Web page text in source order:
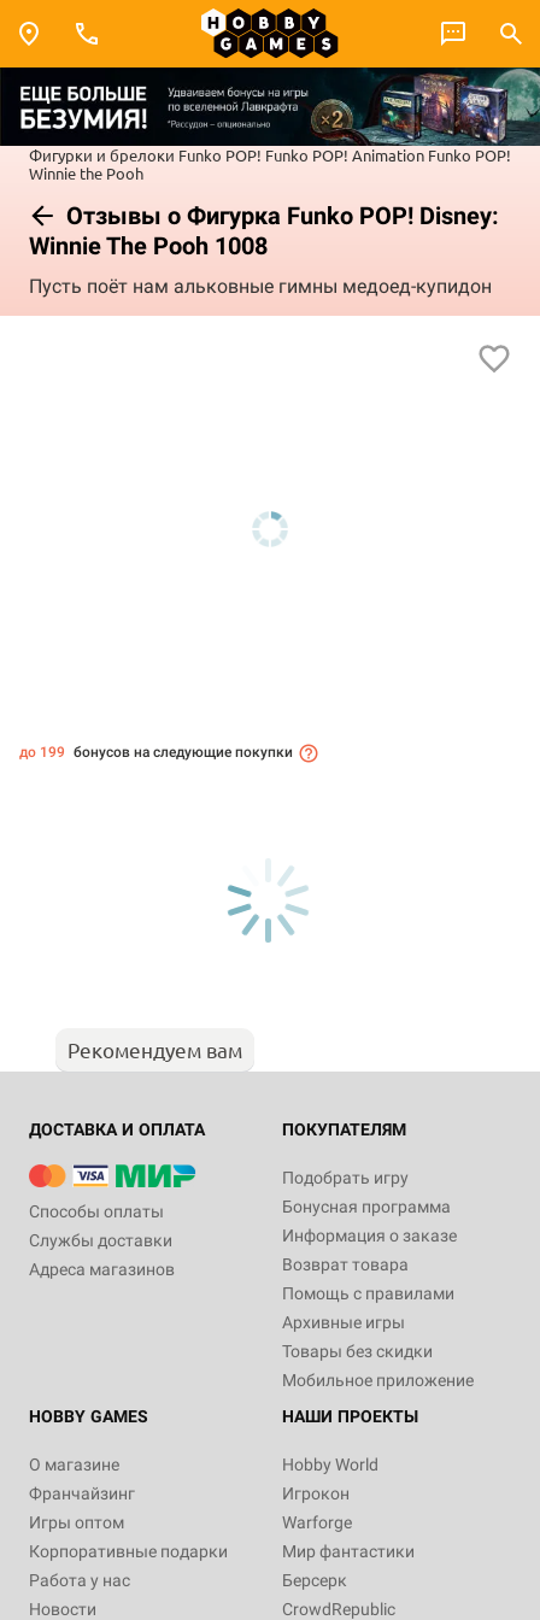
Фигурки и брелоки Funko POP! Funko POP! Animation Funko POP!
Winnie the Pooh
Отзывы о Фигурка Funko POP! Disney:
Winnie The Pooh 1008
Пусть поёт нам альковные гимны медоед-купидон
до 199 бонусов на следующие покупки
Рекомендуем вам
ДОСТАВКА И ОПЛАТА
Способы оплаты
Службы доставки
Адреса магазинов
ПОКУПАТЕЛЯМ
Подобрать игру
Бонусная программа
Информация о заказе
Возврат товара
Помощь с правилами
Архивные игры
Товары без скидки
Мобильное приложение
HOBBY GAMES
О магазине
Франчайзинг
Игры оптом
Корпоративные подарки
Работа у нас
Новости
НАШИ ПРОЕКТЫ
Hobby World
Игрокон
Warforge
Мир фантастики
Берсерк
CrowdRepublic